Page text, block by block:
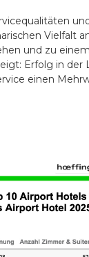
Vielfalt
und zu
Erfolg in der
einen